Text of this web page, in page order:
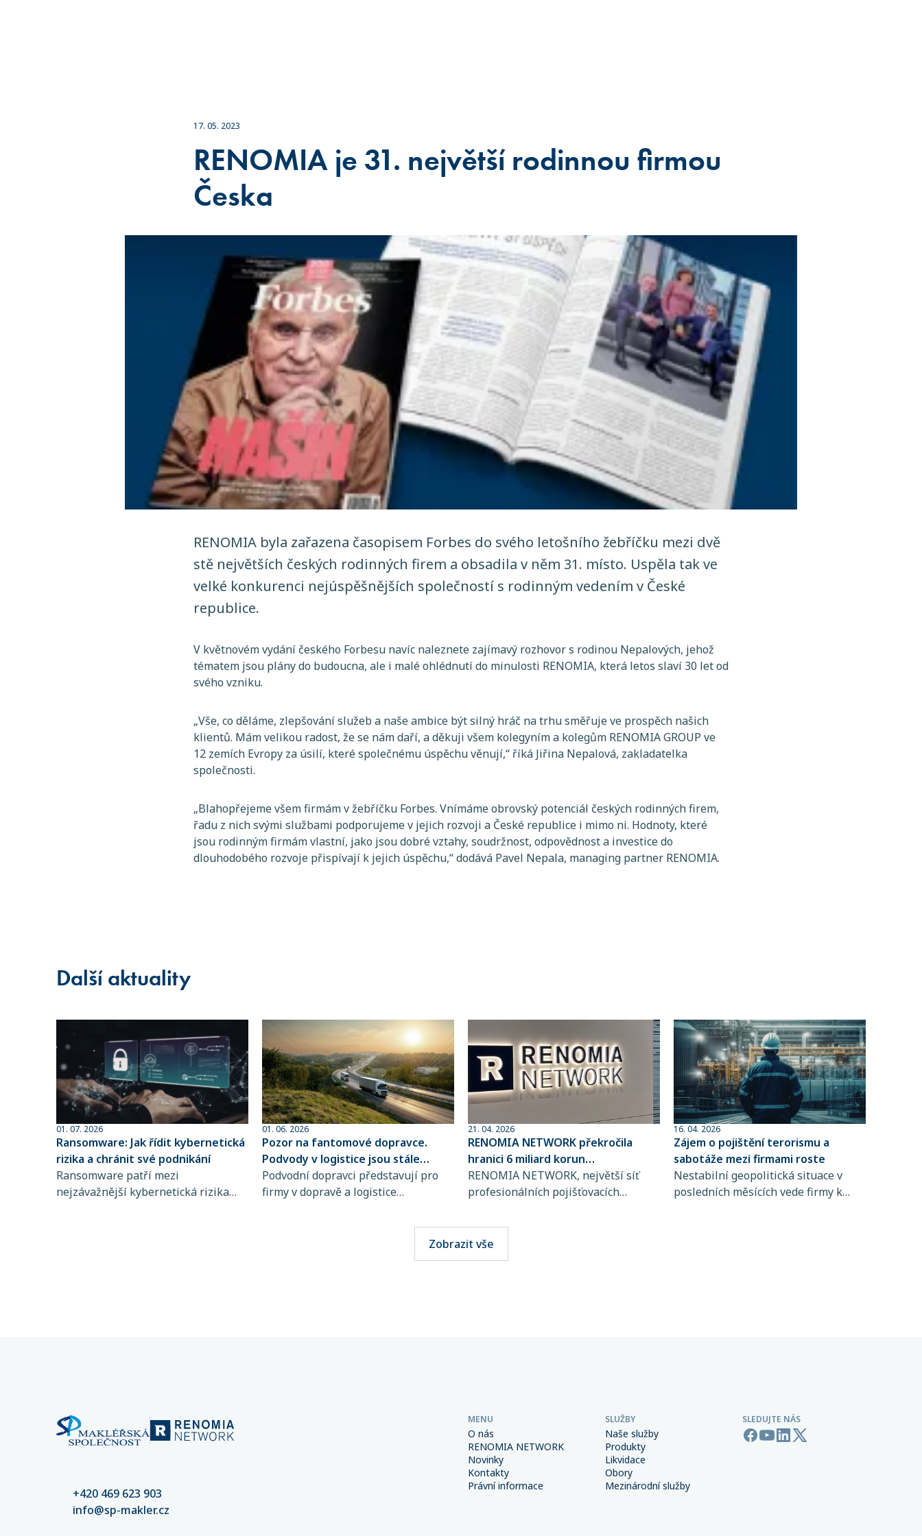
17. 05. 2023
RENOMIA je 31. největší rodinnou firmou
Česka
RENOMIA byla zařazena časopisem Forbes do svého letošního žebříčku mezi dvě
stě největších českých rodinných firem a obsadila v něm 31. místo. Uspěla tak ve
velké konkurenci nejúspěšnějších společností s rodinným vedením v České
republice.
V květnovém vydání českého Forbesu navíc naleznete zajímavý rozhovor s rodinou Nepalových, jehož
tématem jsou plány do budoucna, ale i malé ohlédnutí do minulosti RENOMIA, která letos slaví 30 let od
svého vzniku.
„Vše, co děláme, zlepšování služeb a naše ambice být silný hráč na trhu směřuje ve prospěch našich
klientů. Mám velikou radost, že se nám daří, a děkuji všem kolegyním a kolegům RENOMIA GROUP ve
12 zemích Evropy za úsilí, které společnému úspěchu věnují,“ říká Jiřina Nepalová, zakladatelka
společnosti.
„Blahopřejeme všem firmám v žebříčku Forbes. Vnímáme obrovský potenciál českých rodinných firem,
řadu z nich svými službami podporujeme v jejich rozvoji a České republice i mimo ni. Hodnoty, které
jsou rodinným firmám vlastní, jako jsou dobré vztahy, soudržnost, odpovědnost a investice do
dlouhodobého rozvoje přispívají k jejich úspěchu,“ dodává Pavel Nepala, managing partner RENOMIA.
Další aktuality
01. 07. 2026
Ransomware: Jak řídit kybernetická
rizika a chránit své podnikání
Ransomware patří mezi
nejzávažnější kybernetická rizika
01. 06. 2026
Pozor na fantomové dopravce.
Podvody v logistice jsou stále
sofistikovanější
Podvodní dopravci představují pro
firmy v dopravě a logistice
praktiky jsou totiž stále obtížněji
rozpoznatelné. Přitom stačí jediná
chyba při výběru přepravce a škody
21. 04. 2026
RENOMIA NETWORK překročila
hranici 6 miliard korun
spravovaného pojistného
RENOMIA NETWORK, největší síť
profesionálních pojišťovacích
RENOMIA GROUP, dosáhla
významného milníku. Hodnota
pojistného, které svým klientům
16. 04. 2026
Zájem o pojištění terorismu a
sabotáže mezi firmami roste
Nestabilní geopolitická situace v
posledních měsících vede firmy k
Zobrazit vše
+420 469 623 903
info@sp-makler.cz
MENU
O nás
RENOMIA NETWORK
Novinky
Kontakty
Právní informace
SLUŽBY
Naše služby
Produkty
Likvidace
Obory
Mezinárodní služby
SLEDUJTE NÁS